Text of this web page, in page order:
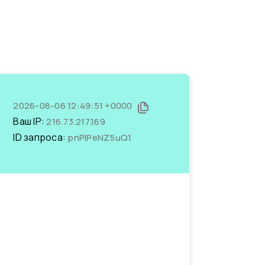
2026-08-06 12:49:51 +0000
Ваш IP:216.73.217.169
ID запроса: pnPIPeNZ5uQ1